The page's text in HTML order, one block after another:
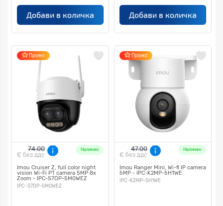
Добави в количка Добави в количка
Промо
74.00
€ без ддс
Наличен
Imou Cruiser Z, full color night
vision Wi-Fi PT camera 5MP 8x
Zoom - IPC-S7DP-5M0WEZ
IPC-S7DP-5M0WEZ
Промо
47.00
€ без ддс
Наличен
Imou Ranger Mini, Wi-fi IP camera
5MP - IPC-K2MP-5H1WE
IPC-K2MP-5H1WE